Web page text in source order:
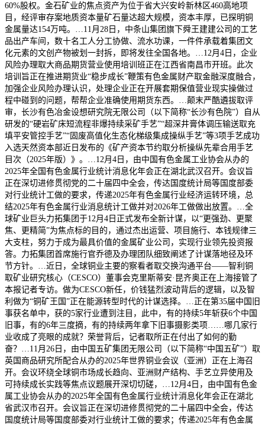
60%股权。金石矿业的焦点资产为位于省大兴安岭新林区460高地项
目，经评审存案地质资本量矿石量达超大规模，资本丰厚，已探明铜
金属量达154万吨。…11月28日，中条山集团旗下舜王建建公司的工艺
品出产车间，数十名工人分工协做、流水功课，一件件承载着集团文
化元素的文创产物被划一封拆，即将发往全国各地。…12月4日，企业
风险办理取大商品期货营业使用培训班正在江西省南昌市开班。此次
培训旨正在推进期货业“稳步成长”鞭策有色金属财产取金融深度融合，
加强企业风险办理认识，处理企业正在开展套期保值营业现实操做过
程中碰到的问题，帮帮企业准确使用期货东西。…颠末严酷遴拔取评
审，长沙有色冶金设想研究院无限公司（以下简称“长沙有色院”）自从
研发的“硬岩矿床短流程非爆持续采矿手艺”“超深井膏体调压输送取充
填平安管控手艺”“固废高值化生态化梯级集成操纵手艺”等3项手艺成功
入选天然资本部近日发布的《矿产资本节约取分析操纵先辈合用手艺
目次（2025年版）》。…12月4日，由中国有色金属工业协会从办的
2025年全国有色金属行业统计消息化年会正在湖北武汉召开。会议旨
正在深切进修贯彻党的二十届四中全会，传达国度统计局等国度部委
对行业统计工做的要求，传递2025年有色金属行业经济运转环境，总
结2025年有色金属行业消息统计工做并对2026年工做做出放置。…全
球矿业巨头力拓集团于12月4日正式发布全新计谋，以“更强劲、更聚
焦、更精简”为焦点标的目的，通过杰出运营、项目施行、本钱规律三
大支柱，努力于成为最具价值的金属矿业公司，实现行业领先投资报
答。力拓集团首席施行官乔德及办理团队细致阐述了计谋落地径及环
节方针。…近日，全球铜业主要的察看者取交换沟通平台——智利铜
取矿业研究核心（CESCO）董事会克里斯蒂安·昆齐奥正在上海接管了
本报记者专访。做为CESCO新任，价钱猛烈波动背后的逻辑，以及智
利做为“铜矿王国”正在能源转型时代的计谋选择。…正在第35届中国旧
事获名单中，获的5家行业遭到注目，此中，有的持续5年斩获6个中国
旧事，有的6年三度摘，有的持续两年拿下旧事摄影类项……哪几家行
业收成了亮眼的成就？荣誉背后，记者取所正在付出了如何的勤
奋？…11月26日，由中国五矿集团无限公司（以下简称“中国五矿”）取
英国商品研究所配合从办的2025年世界铜业会议（亚洲）正在上海召
开。会议环绕全球铜市场成长趋向、亚洲财产结构、手艺立异使用及
可持续成长实践等焦点议题展开深切切磋，…12月4日，由中国有色金
属工业协会从办的2025年全国有色金属行业统计消息化年会正在湖北
省武汉市召开。会议旨正在深切进修贯彻党的二十届四中全会，传达
国度统计局等国度部委对行业统计工做的要求；传递2025年有色金属